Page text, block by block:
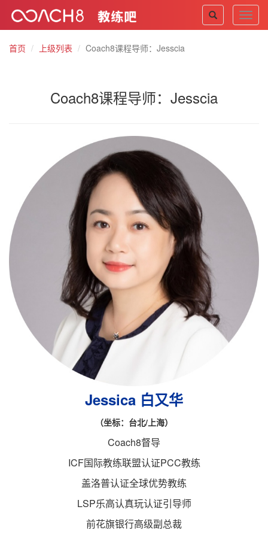
首页
上级列表 Coach8课程导师：Jesscia
Coach8课程导师：Jesscia
Jessica 白又华
（坐标：台北/上海）
Coach8督导
ICF国际教练联盟认证PCC教练
盖洛普认证全球优势教练
LSP乐高认真玩认证引导师
前花旗银行高级副总裁